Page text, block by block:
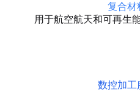
复合材
用于航空航天和可再生
数控加工